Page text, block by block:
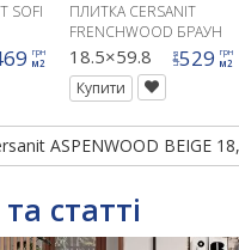
SOFI
грн
м2
ПЛИТКА CERSANIT
FRENCHWOOD БРАУН
18.5×59.8 ціна529 грн
м2
Купити
ASPENWOOD BEIGE
статті